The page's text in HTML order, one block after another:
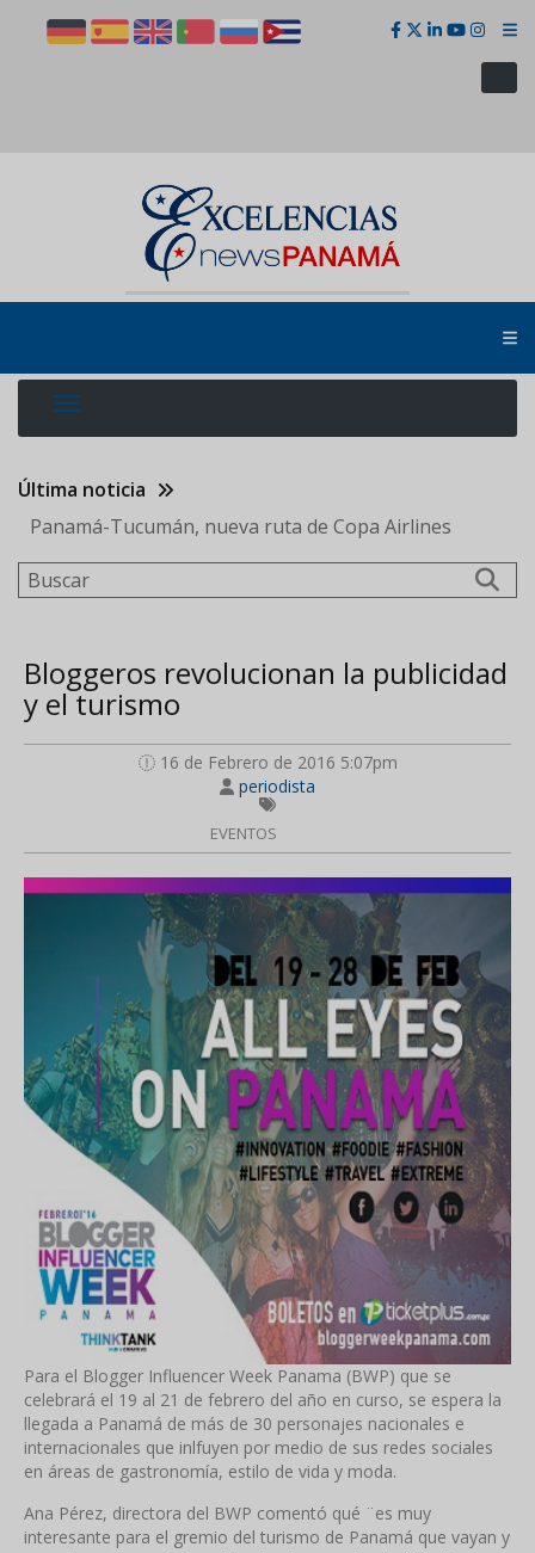
Última noticia
Panamá-Tucumán, nueva ruta de Copa Airlines
Buscar
Bloggeros revolucionan la publicidad
y el turismo
16 de Febrero de 2016 5:07pm
periodista
EVENTOS
Para el Blogger Influencer Week Panama (BWP) que se
celebrará el 19 al 21 de febrero del año en curso, se espera la
llegada a Panamá de más de 30 personajes nacionales e
internacionales que inlfuyen por medio de sus redes sociales
en áreas de gastronomía, estilo de vida y moda.
Ana Pérez, directora del BWP comentó qué ¨es muy
interesante para el gremio del turismo de Panamá que vayan y